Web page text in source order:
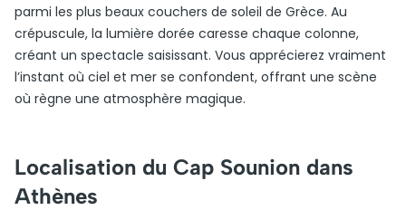
parmi les plus beaux couchers de soleil de Grèce. Au
crépuscule, la lumière dorée caresse chaque colonne,
créant un spectacle saisissant. Vous apprécierez vraiment
l’instant où ciel et mer se confondent, offrant une scène
où règne une atmosphère magique.
Localisation du Cap Sounion dans
Athènes